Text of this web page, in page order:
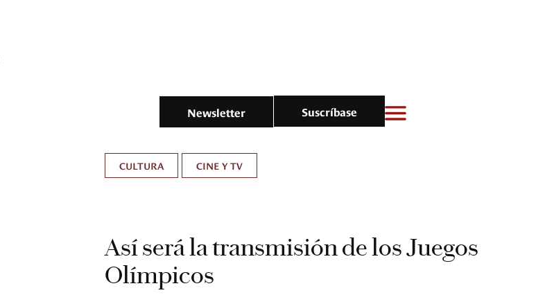
Newsletter Suscríbase
CULTURA CINE Y TV
Así será la transmisión de los Juegos
Olímpicos